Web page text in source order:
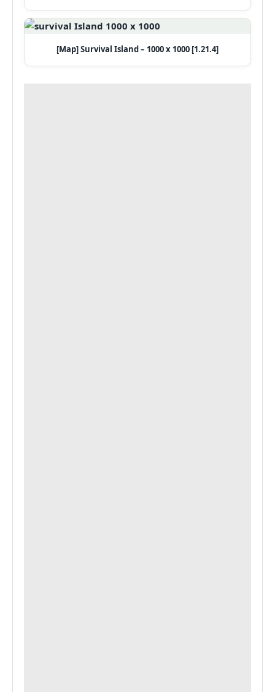
[Map] Survival Island – 1000 x 1000 [1.21.4]